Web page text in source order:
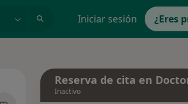
Iniciar sesión ¿Eres
Reserva de cita en
Inactivo